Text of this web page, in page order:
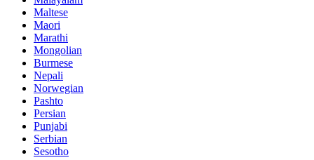
Maltese
Maori
Marathi
Mongolian
Burmese
Nepali
Norwegian
Pashto
Persian
Punjabi
Serbian
Sesotho